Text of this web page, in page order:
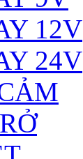
12V
24V